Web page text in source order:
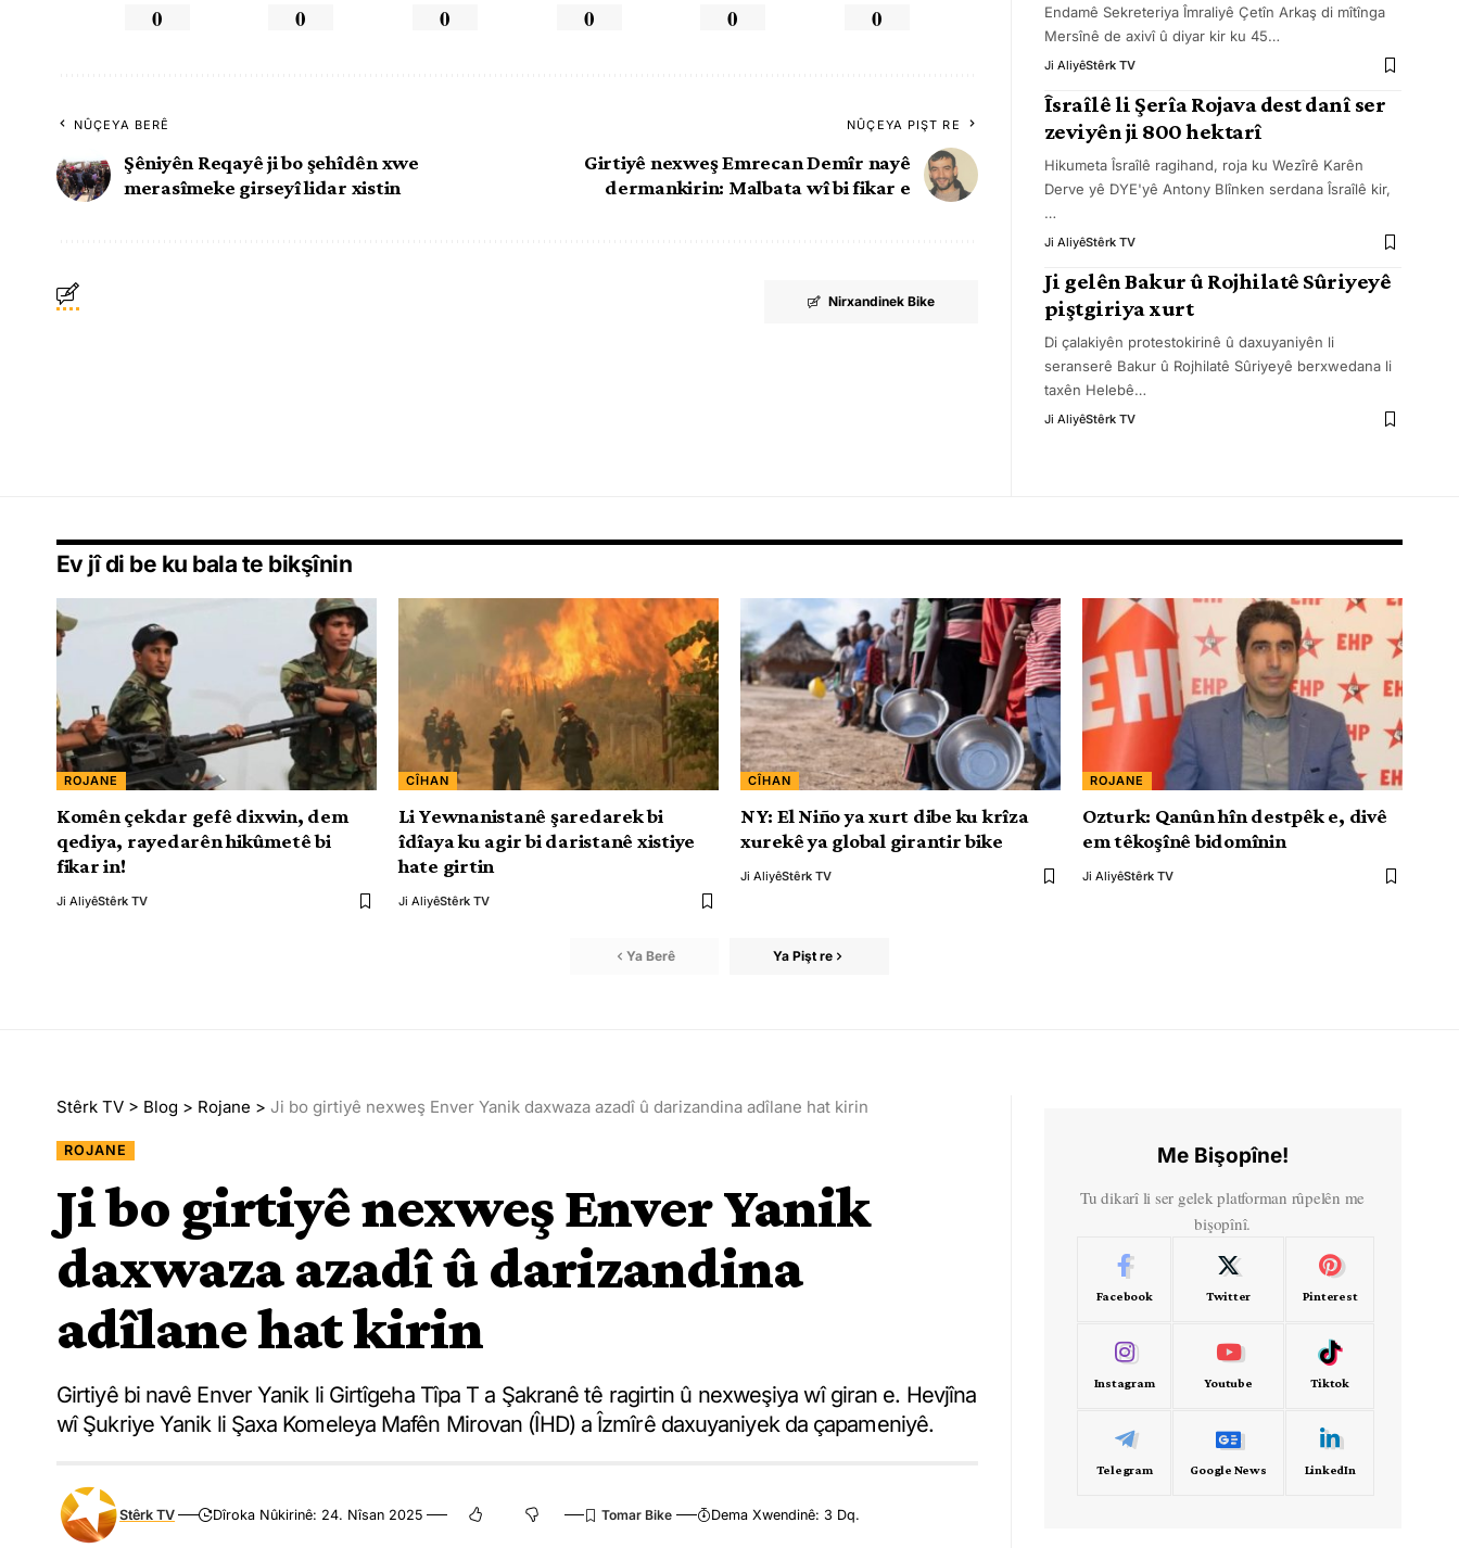
0 0 0 0 0 0
NÛÇEYA BERÊ
Şêniyên Reqayê ji bo şehîdên xwe
merasîmeke girseyî lidar xistin
NÛÇEYA PIŞT RE
Girtiyê nexweş Emrecan Demîr nayê
dermankirin: Malbata wî bi fikar e
Nirxandinek Bike
Endamê Sekreteriya Îmraliyê Çetîn Arkaş di mîtînga
Mersînê de axivî û diyar kir ku 45…
Ji AliyêStêrk TV
Îsraîlê li Şerîa Rojava dest danî ser
zeviyên ji 800 hektarî
Hikumeta Îsraîlê ragihand, roja ku Wezîrê Karên
Derve yê DYE'yê Antony Blînken serdana Îsraîlê kir,
…
Ji AliyêStêrk TV
Ji gelên Bakur û Rojhilatê Sûriyeyê
piştgiriya xurt
Di çalakiyên protestokirinê û daxuyaniyên li
seranserê Bakur û Rojhilatê Sûriyeyê berxwedana li
taxên Helebê…
Ji AliyêStêrk TV
Ev jî di be ku bala te bikşînin
ROJANE
Komên çekdar gefê dixwin, dem
qediya, rayedarên hikûmetê bi
fikar in!
Ji AliyêStêrk TV
CÎHAN
Li Yewnanistanê şaredarek bi
îdîaya ku agir bi daristanê xistiye
hate girtin
Ji AliyêStêrk TV
CÎHAN
NY: El Niño ya xurt dibe ku krîza
xurekê ya global girantir bike
Ji AliyêStêrk TV
ROJANE
Ozturk: Qanûn hîn destpêk e, divê
em têkoşînê bidomînin
Ji AliyêStêrk TV
Ya Berê Ya Pişt re
Stêrk TV > Blog > Rojane > Ji bo girtiyê nexweş Enver Yanik daxwaza azadî û darizandina adîlane hat kirin
ROJANE
Ji bo girtiyê nexweş Enver Yanik
daxwaza azadî û darizandina
adîlane hat kirin
Girtiyê bi navê Enver Yanik li Girtîgeha Tîpa T a Şakranê tê ragirtin û nexweşiya wî giran e. Hevjîna
wî Şukriye Yanik li Şaxa Komeleya Mafên Mirovan (ÎHD) a Îzmîrê daxuyaniyek da çapameniyê.
Stêrk TV Dîroka Nûkirinê: 24. Nîsan 2025 Dema Xwendinê: 3 Dq.
Me Bişopîne!
Tu dikarî li ser gelek platforman rûpelên me
bişopînî.
Facebook Twitter Pinterest
Instagram Youtube Tiktok
Telegram Google News LinkedIn